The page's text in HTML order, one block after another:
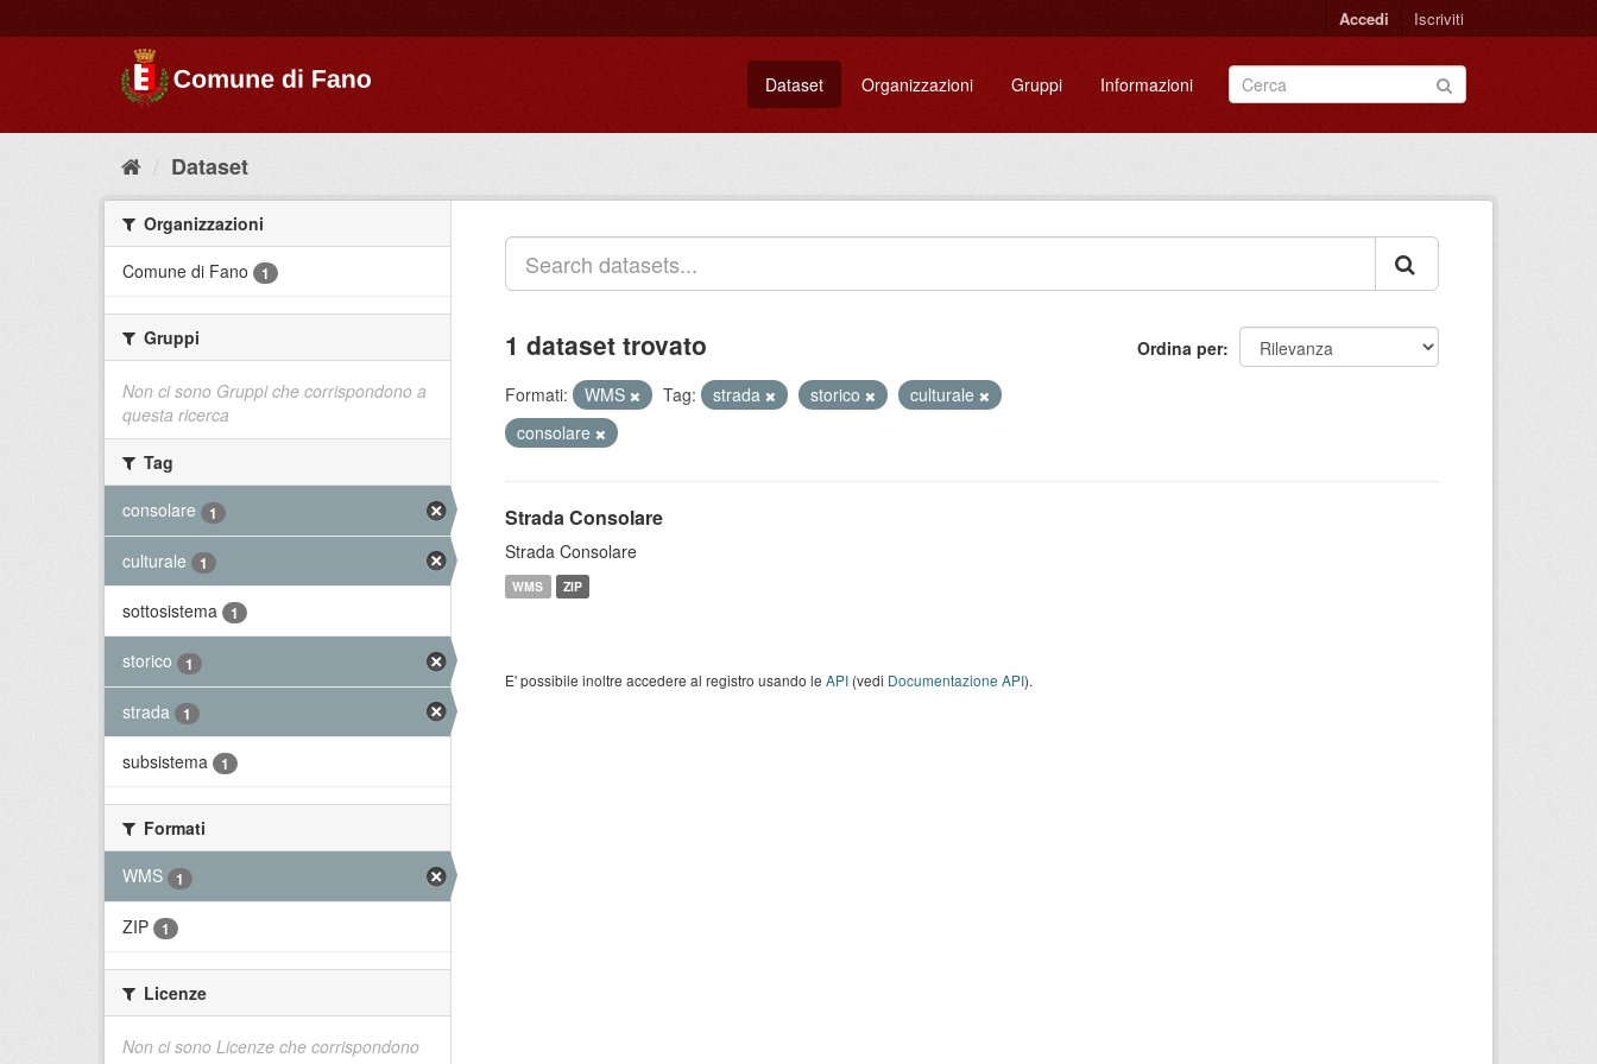
Accedi Iscriviti
Dataset Organizzazioni Gruppi Informazioni
Dataset
Organizzazioni
Comune di Fano
1
Gruppi
Non ci sono Gruppi che corrispondono a
questa ricerca
Tag
consolare
1
culturale 1
sottosistema 1
storico 1
strada 1
subsistema 1
Formati
WMS
1
ZIP 1
Licenze
Non ci sono Licenze che corrispondono
Ordina per
1 dataset trovato
Formati: WMS Tag: strada storico
culturale
consolare
Strada Consolare
Strada Consolare
WMS ZIP
E' possibile inoltre accedere al registro usando le API (vedi Documentazione API).